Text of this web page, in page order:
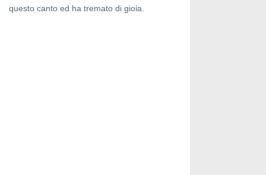
questo canto ed ha tremato di gioia.